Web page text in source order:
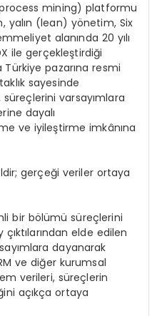
mining) platformu
yalın (lean) yönetim, Six
alanında 20 yılı
ile gerçekleştirdiği
pazarına resmi
sayesinde
süreçlerini varsayımlara
dayalı
ve iyileştirme imkânına
gerçeği veriler ortaya
bir bölümü süreçlerini
elde edilen
dayanarak
ve diğer kurumsal
verileri, süreçlerin
açıkça ortaya